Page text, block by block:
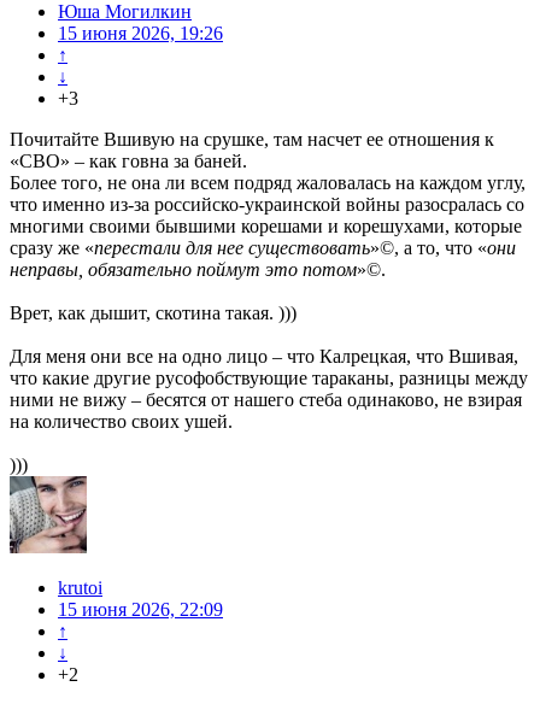
Юша Могилкин
15 июня 2026, 19:26
↑
↓
+3
Почитайте Вшивую на срушке, там насчет ее отношения к
«СВО» – как говна за баней.
Более того, не она ли всем подряд жаловалась на каждом углу,
что именно из-за российско-украинской войны разосралась со
многими своими бывшими корешами и корешухами, которые
сразу же «перестали для нее существовать»©, а то, что «они
неправы, обязательно поймут это потом»©.
Врет, как дышит, скотина такая. )))
Для меня они все на одно лицо – что Калрецкая, что Вшивая,
что какие другие русофобствующие тараканы, разницы между
ними не вижу – бесятся от нашего стеба одинаково, не взирая
на количество своих ушей.
)))
krutoi
15 июня 2026, 22:09
↑
↓
+2